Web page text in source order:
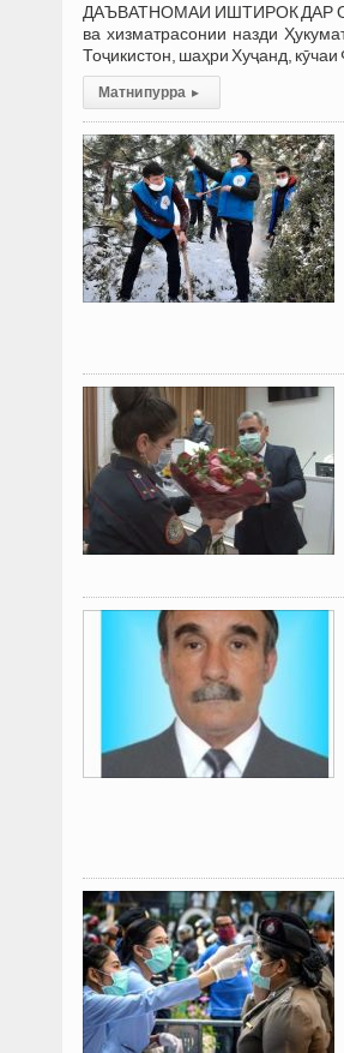
ДАЪВАТНОМАИ ИШТИРОК ДАР
ва хизматрасонии назди
Тоҷикистон, шаҳри Хуҷанд,
Матни пурра ▸